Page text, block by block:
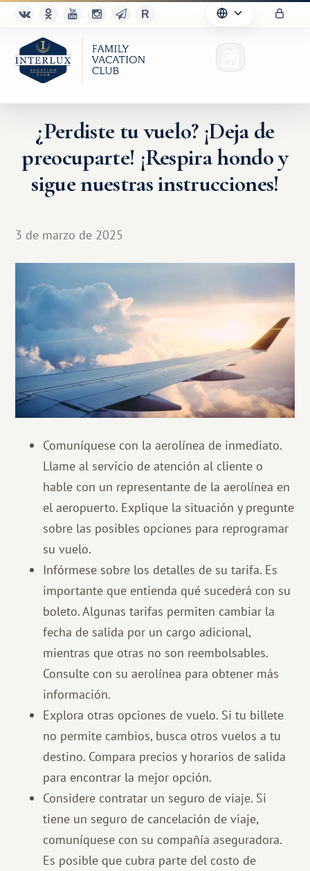
¿Perdiste tu vuelo? ¡Deja de
preocuparte! ¡Respira hondo y
sigue nuestras instrucciones!
3 de marzo de 2025
Comuníquese con la aerolínea de inmediato.
Llame al servicio de atención al cliente o
hable con un representante de la aerolínea en
el aeropuerto. Explique la situación y pregunte
sobre las posibles opciones para reprogramar
su vuelo.
Infórmese sobre los detalles de su tarifa. Es
importante que entienda qué sucederá con su
boleto. Algunas tarifas permiten cambiar la
fecha de salida por un cargo adicional,
mientras que otras no son reembolsables.
Consulte con su aerolínea para obtener más
información.
Explora otras opciones de vuelo. Si tu billete
no permite cambios, busca otros vuelos a tu
destino. Compara precios y horarios de salida
para encontrar la mejor opción.
Considere contratar un seguro de viaje. Si
tiene un seguro de cancelación de viaje,
comuníquese con su compañía aseguradora.
Es posible que cubra parte del costo de